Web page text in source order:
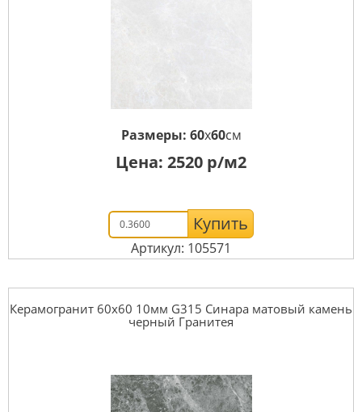
Размеры: 60x60см
Цена: 2520 р/м2
Купить
Артикул: 105571
Керамогранит 60x60 10мм G315 Синара матовый камень
черный Гранитея